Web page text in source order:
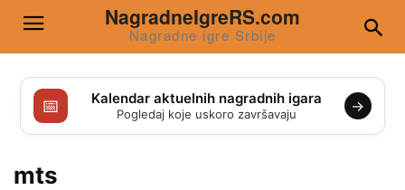
NagradneIgreRS.com
Nagradne igre Srbije
📅 Kalendar aktuelnih nagradnih igara
Pogledaj koje uskoro završavaju →
mts